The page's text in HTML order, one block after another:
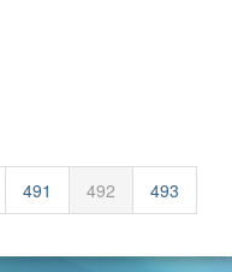
491 492
493